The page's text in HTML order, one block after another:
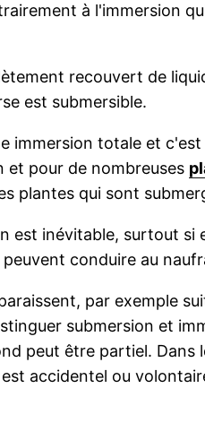
à l'immersion
recouvert de
est submersible.
immersion totale et
et pour de nombreuses
plantes qui sont
est inévitable, surtout si
conduire au
par exemple
submersion et
peut être partiel. Dans
accidentel ou